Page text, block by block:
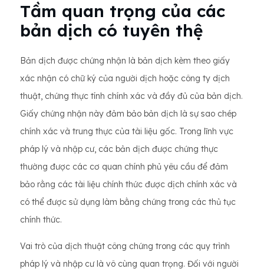
Tầm quan trọng của các
bản dịch có tuyên thệ
Bản dịch được chứng nhận là bản dịch kèm theo giấy
xác nhận có chữ ký của người dịch hoặc công ty dịch
thuật, chứng thực tính chính xác và đầy đủ của bản dịch.
Giấy chứng nhận này đảm bảo bản dịch là sự sao chép
chính xác và trung thực của tài liệu gốc. Trong lĩnh vực
pháp lý và nhập cư, các bản dịch được chứng thực
thường được các cơ quan chính phủ yêu cầu để đảm
bảo rằng các tài liệu chính thức được dịch chính xác và
có thể được sử dụng làm bằng chứng trong các thủ tục
chính thức.
Vai trò của dịch thuật công chứng trong các quy trình
pháp lý và nhập cư là vô cùng quan trọng. Đối với người